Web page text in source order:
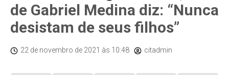
de Gabriel Medina diz: “Nunca
desistam de seus filhos”
22 de novembro de 2021 às 10:48 citadmin